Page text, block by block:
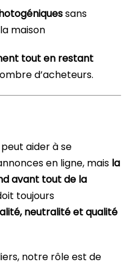
sans
maison
tout en restant
d’acheteurs.
aider à se
en ligne, mais la
avant tout de la
toujours
neutralité et qualité
notre rôle est de